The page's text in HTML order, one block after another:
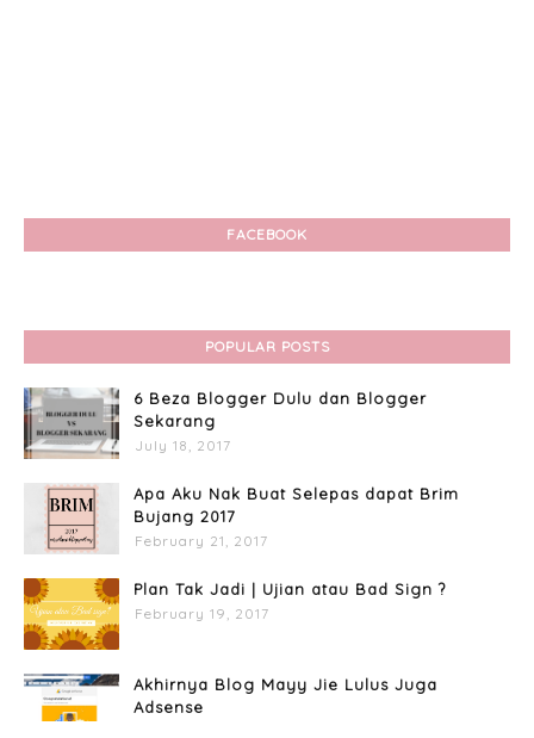
FACEBOOK
POPULAR POSTS
6 Beza Blogger Dulu dan Blogger
Sekarang
July 18, 2017
Apa Aku Nak Buat Selepas dapat Brim
Bujang 2017
February 21, 2017
Plan Tak Jadi | Ujian atau Bad Sign ?
February 19, 2017
Akhirnya Blog Mayy Jie Lulus Juga
Adsense